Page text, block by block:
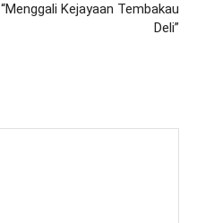
“Menggali Kejayaan Tembakau
Deli”